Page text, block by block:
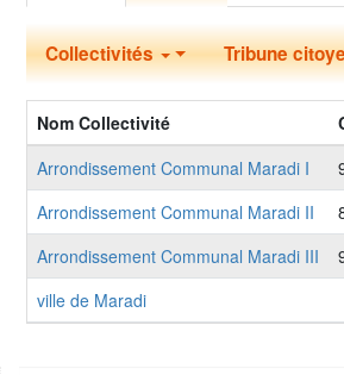
Collectivité
Collectivités Tribune
Nom Collectivité
Arrondissement Communal Maradi I
Arrondissement Communal Maradi II
Arrondissement Communal Maradi III
ville de Maradi